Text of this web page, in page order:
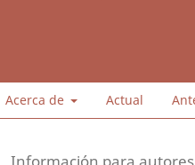
Acerca de Actual